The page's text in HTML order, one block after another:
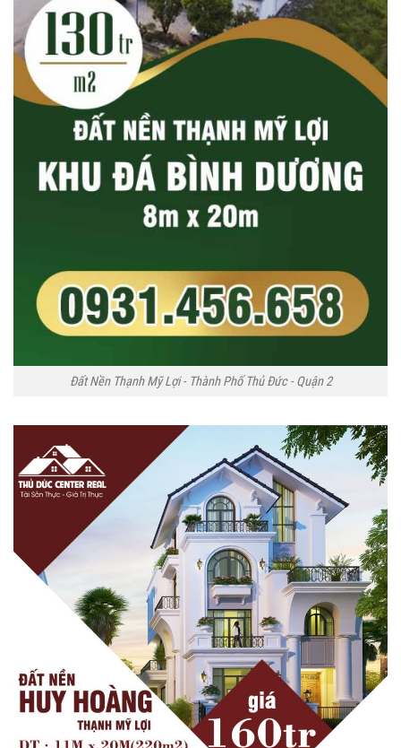
Đất Nền Thạnh Mỹ Lợi - Thành Phố Thủ Đức - Quận 2